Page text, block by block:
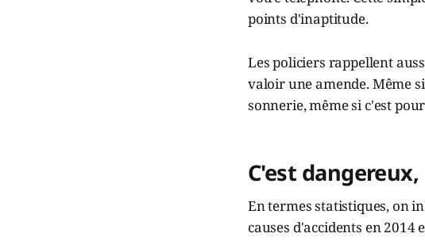
points d'inaptitude.
Les policiers rappellent
valoir une amende. Même
sonnerie, même si c'est
C'est
En termes statistiques, on
causes d'accidents en